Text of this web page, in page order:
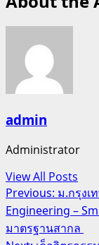
admin
Administrator
View All Posts
Post
navigation
Previous: ม.กรุงเ
Engineering –
มาตรฐานสากล